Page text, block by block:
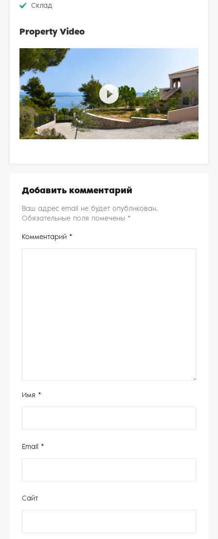
Склад
Property Video
Добавить комментарий
Ваш адрес email не будет опубликован.
Обязательные поля помечены *
Комментарий *
Имя *
Email *
Сайт